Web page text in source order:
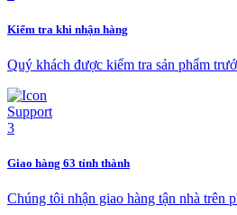
Kiểm tra khi nhận hàng
Quý khách được kiểm tra sản phẩm
Giao hàng 63 tỉnh thành
Chúng tôi nhận giao hàng tận nhà trên